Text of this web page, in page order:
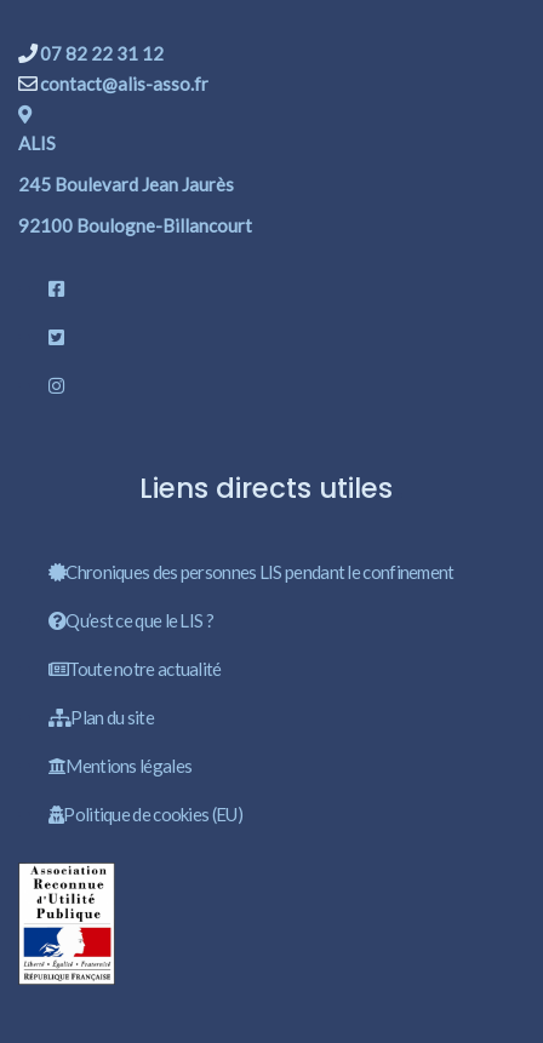
07 82 22 31 12
contact@alis-asso.fr
ALIS
245 Boulevard Jean Jaurès
92100 Boulogne-Billancourt
Liens directs utiles
Chroniques des personnes LIS pendant le confinement
Qu’est ce que le LIS ?
Toute notre actualité
Plan du site
Mentions légales
Politique de cookies (EU)